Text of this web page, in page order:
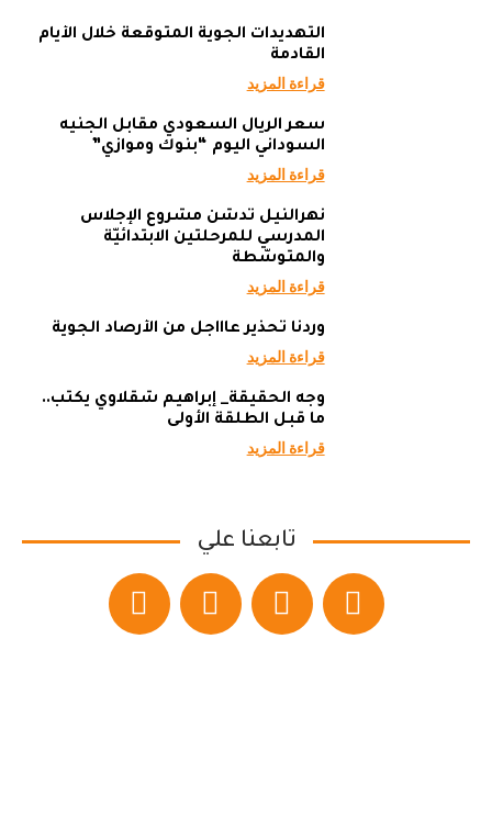
التهديدات الجوية المتوقعة خلال الأيام
القادمة
قراءة المزيد
سعر الريال السعودي مقابل الجنيه
السوداني اليوم “بنوك وموازي”
قراءة المزيد
نهرالنيل تدشن مشروع الإجلاس
المدرسي للمرحلتين الابتدائيّة
والمتوسّطة
قراءة المزيد
وردنا تحذير عاااجل من الأرصاد الجوية
قراءة المزيد
وجه الحقيقة_ إبراهيم شقلاوي يكتب..
ما قبل الطلقة الأولى
قراءة المزيد
تابعنا علي